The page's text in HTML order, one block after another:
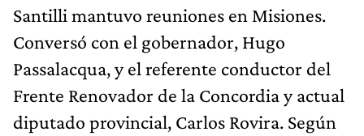
Santilli mantuvo reuniones en Misiones.
Conversó con el gobernador, Hugo
Passalacqua, y el referente conductor del
Frente Renovador de la Concordia y actual
diputado provincial, Carlos Rovira. Según